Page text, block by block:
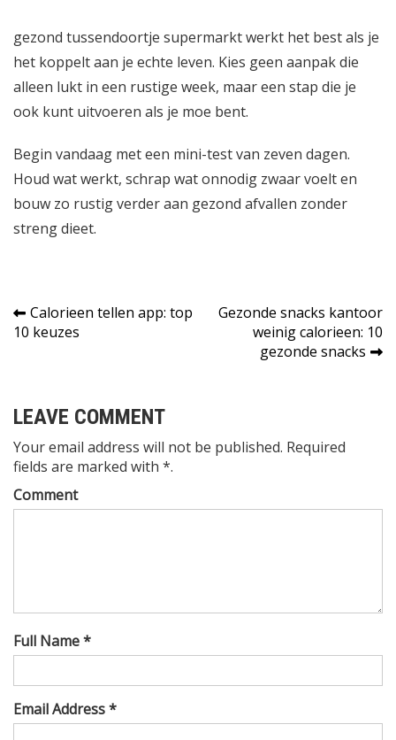
gezond tussendoortje supermarkt werkt het best als je
het koppelt aan je echte leven. Kies geen aanpak die
alleen lukt in een rustige week, maar een stap die je
ook kunt uitvoeren als je moe bent.
Begin vandaag met een mini-test van zeven dagen.
Houd wat werkt, schrap wat onnodig zwaar voelt en
bouw zo rustig verder aan gezond afvallen zonder
streng dieet.
Bericht
navigatie
Calorieen tellen app: top
10 keuzes
Gezonde snacks kantoor
weinig calorieen: 10
gezonde snacks
LEAVE COMMENT
Your email address will not be published. Required
fields are marked with *.
Comment
Full Name *
Email Address *